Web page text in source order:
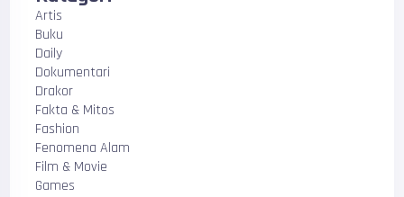
Artis
Buku
Daily
Dokumentari
Drakor
Fakta & Mitos
Fashion
Fenomena Alam
Film & Movie
Games